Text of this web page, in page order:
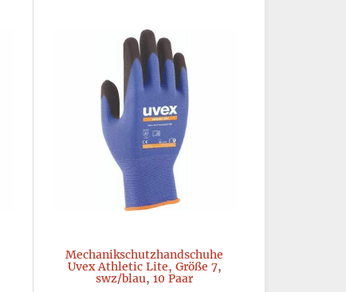
Mechanikschutzhandschuhe
Uvex Athletic Lite, Größe 7,
swz/blau, 10 Paar